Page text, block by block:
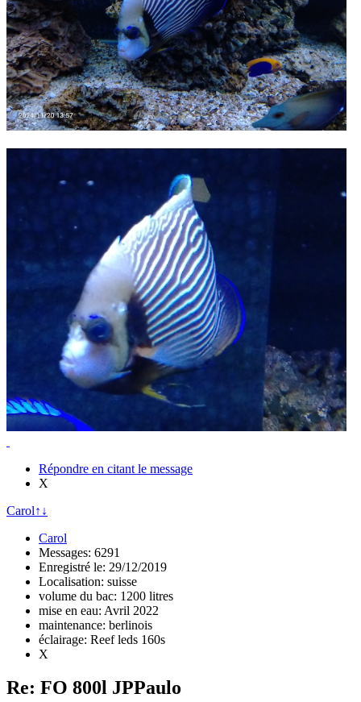
Répondre en citant le message
X
Carol↑ ↓
Carol
Messages: 6291
Enregistré le: 29/12/2019
Localisation: suisse
volume du bac: 1200 litres
mise en eau: Avril 2022
maintenance: berlinois
éclairage: Reef leds 160s
X
Re: FO 800l JPPaulo